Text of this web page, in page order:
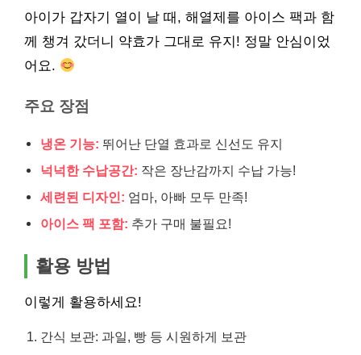
아이가 갑자기 열이 날 때, 해열제를 아이스 팩과 함
께 챙겨 갔더니 약효가 그대로 유지! 정말 안심이었
어요.
주요 장점
냉온 기능: 뛰어난 단열 효과로 신선도 유지
넉넉한 수납공간: 작은 장난감까지 수납 가능!
세련된 디자인: 엄마, 아빠 모두 만족!
아이스 팩 포함: 추가 구매 불필요!
활용 방법
이렇게 활용하세요!
간식 보관: 과일, 빵 등 시원하게 보관